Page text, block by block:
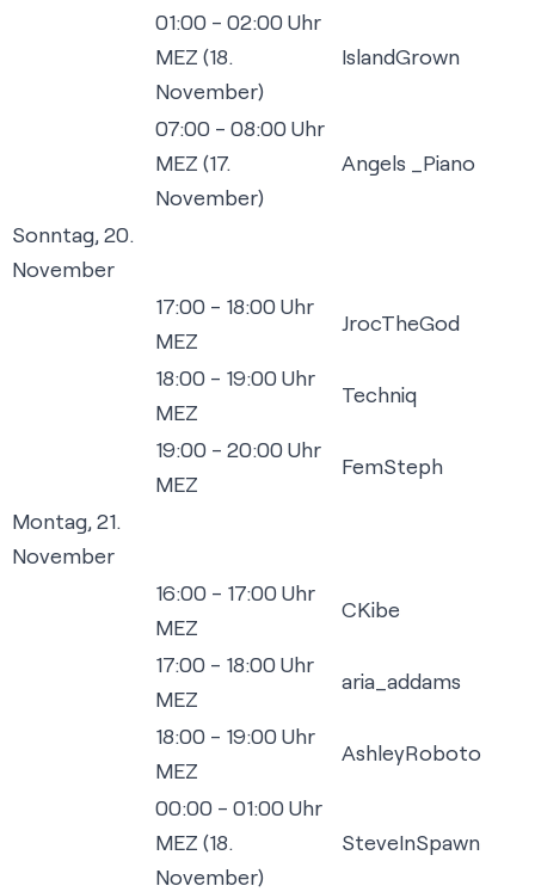
01:00 - 02:00 Uhr
MEZ (18.
November)
IslandGrown
07:00 - 08:00 Uhr
MEZ (17.
November)
Angels _Piano
Sonntag, 20.
November
17:00 - 18:00 Uhr
MEZ
JrocTheGod
18:00 - 19:00 Uhr
MEZ
Techniq
19:00 - 20:00 Uhr
MEZ
FemSteph
Montag, 21.
November
16:00 - 17:00 Uhr
MEZ
CKibe
17:00 - 18:00 Uhr
MEZ
aria_addams
18:00 - 19:00 Uhr
MEZ
AshleyRoboto
00:00 - 01:00 Uhr
MEZ (18.
November)
SteveInSpawn